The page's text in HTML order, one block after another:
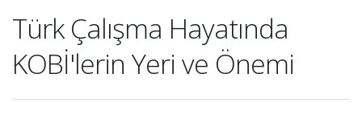
Türk Çalışma Hayatında
KOBİ'lerin Yeri ve Önemi